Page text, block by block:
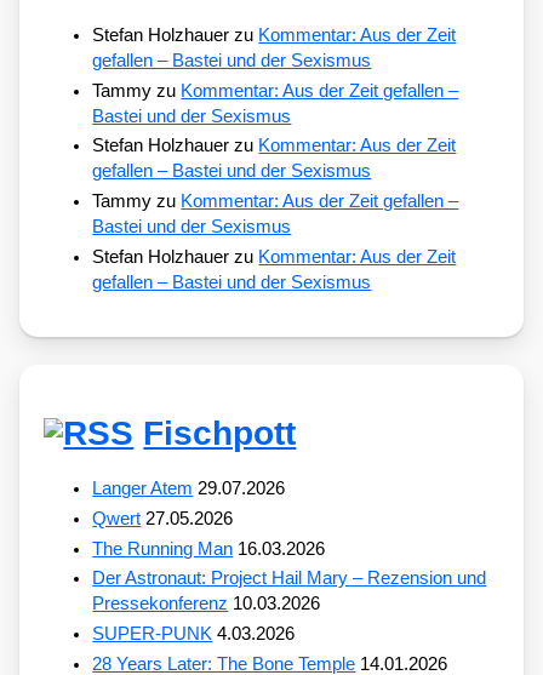
Stefan Holzhauer zu Kommentar: Aus der Zeit
gefallen – Bastei und der Sexismus
Tammy zu Kommentar: Aus der Zeit gefallen –
Bastei und der Sexismus
Stefan Holzhauer zu Kommentar: Aus der Zeit
gefallen – Bastei und der Sexismus
Tammy zu Kommentar: Aus der Zeit gefallen –
Bastei und der Sexismus
Stefan Holzhauer zu Kommentar: Aus der Zeit
gefallen – Bastei und der Sexismus
Fischpott
Langer Atem 29.07.2026
Qwert 27.05.2026
The Running Man 16.03.2026
Der Astronaut: Project Hail Mary – Rezension und
Pressekonferenz 10.03.2026
SUPER-PUNK 4.03.2026
28 Years Later: The Bone Temple 14.01.2026